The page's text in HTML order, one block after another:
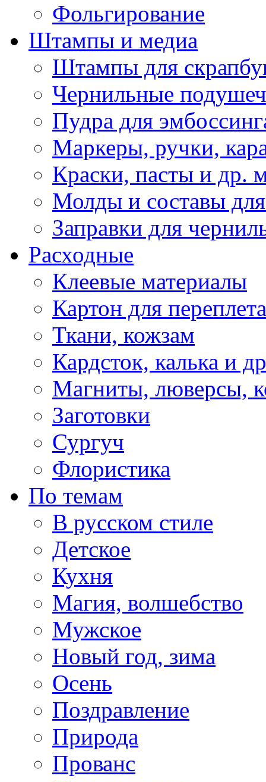
Фольгирование
Штампы и медиа
Штампы для
Чернильные
Пудра для
Маркеры, ручки,
Краски, пасты и др.
Молды и составы
Заправки для
Расходные
Клеевые материалы
Картон для переплета
Ткани, кожзам
Кардсток, калька и
Магниты, люверсы,
Заготовки
Сургуч
Флористика
По темам
В русском стиле
Детское
Кухня
Магия, волшебство
Мужское
Новый год, зима
Осень
Поздравление
Природа
Прованс